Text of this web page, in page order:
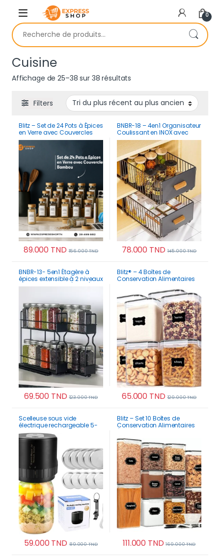
Skip to navigation
Skip to content
0
Recherche pour :
Cuisine
Affichage de 25–38 sur 38 résultats
Filters
Blitz – Set de 24 Pots à Épices
en Verre avec Couvercles
Bambou Rangement
Hermétique
89.000 TND 156.000TND
BNBR-18 – 4en1 Organisateur
Coulissant en INOX avec
Poignée en Bambou pliable
(2 couches)
78.000 TND 145.000TND
BNBR-13- 5en1 Étagère à
épices extensible à 2 niveaux
INOX pour cuisine (2 pcs)
69.500 TND 123.000TND
Blitz® – 4 Boîtes de
Conservation Alimentaires
Manger Sans BPA Et
Étanches
65.000 TND 129.000TND
Scelleuse sous vide
électrique rechargeable 5-
en-1 pour bocaux avec 10
couvercles réutilisables inox
59.000TND 89.000TND
Blitz – Set 10 Boîtes de
Conservation Alimentaires
Cuisine & Placards +
Étiquettes stylo
111.000 TND 169.000TND